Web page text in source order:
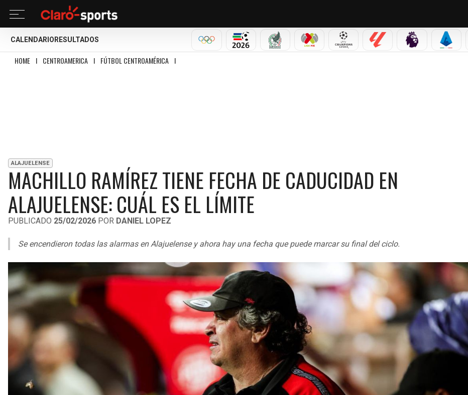
CALENDARIO RESULTADOS
MILANO CORTINA 2026
MUNDIAL 2026SELECCIÓN MEXICANA
LIGA MX CHAMPIONS LEAGUE
LALIGA PREMIER LEAGUE
SERIE A
HOME I CENTROAMERICA I FÚTBOL CENTROAMÉRICA I
ALAJUELENSE
MACHILLO RAMÍREZ TIENE FECHA DE CADUCIDAD EN
ALAJUELENSE: CUÁL ES EL LÍMITE
PUBLICADO 25/02/2026 POR DANIEL LOPEZ
Se encendieron todas las alarmas en Alajuelense y ahora hay una fecha que puede marcar su final del ciclo.